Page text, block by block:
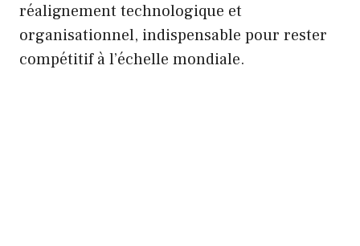
réalignement technologique et
organisationnel, indispensable pour rester
compétitif à l’échelle mondiale.